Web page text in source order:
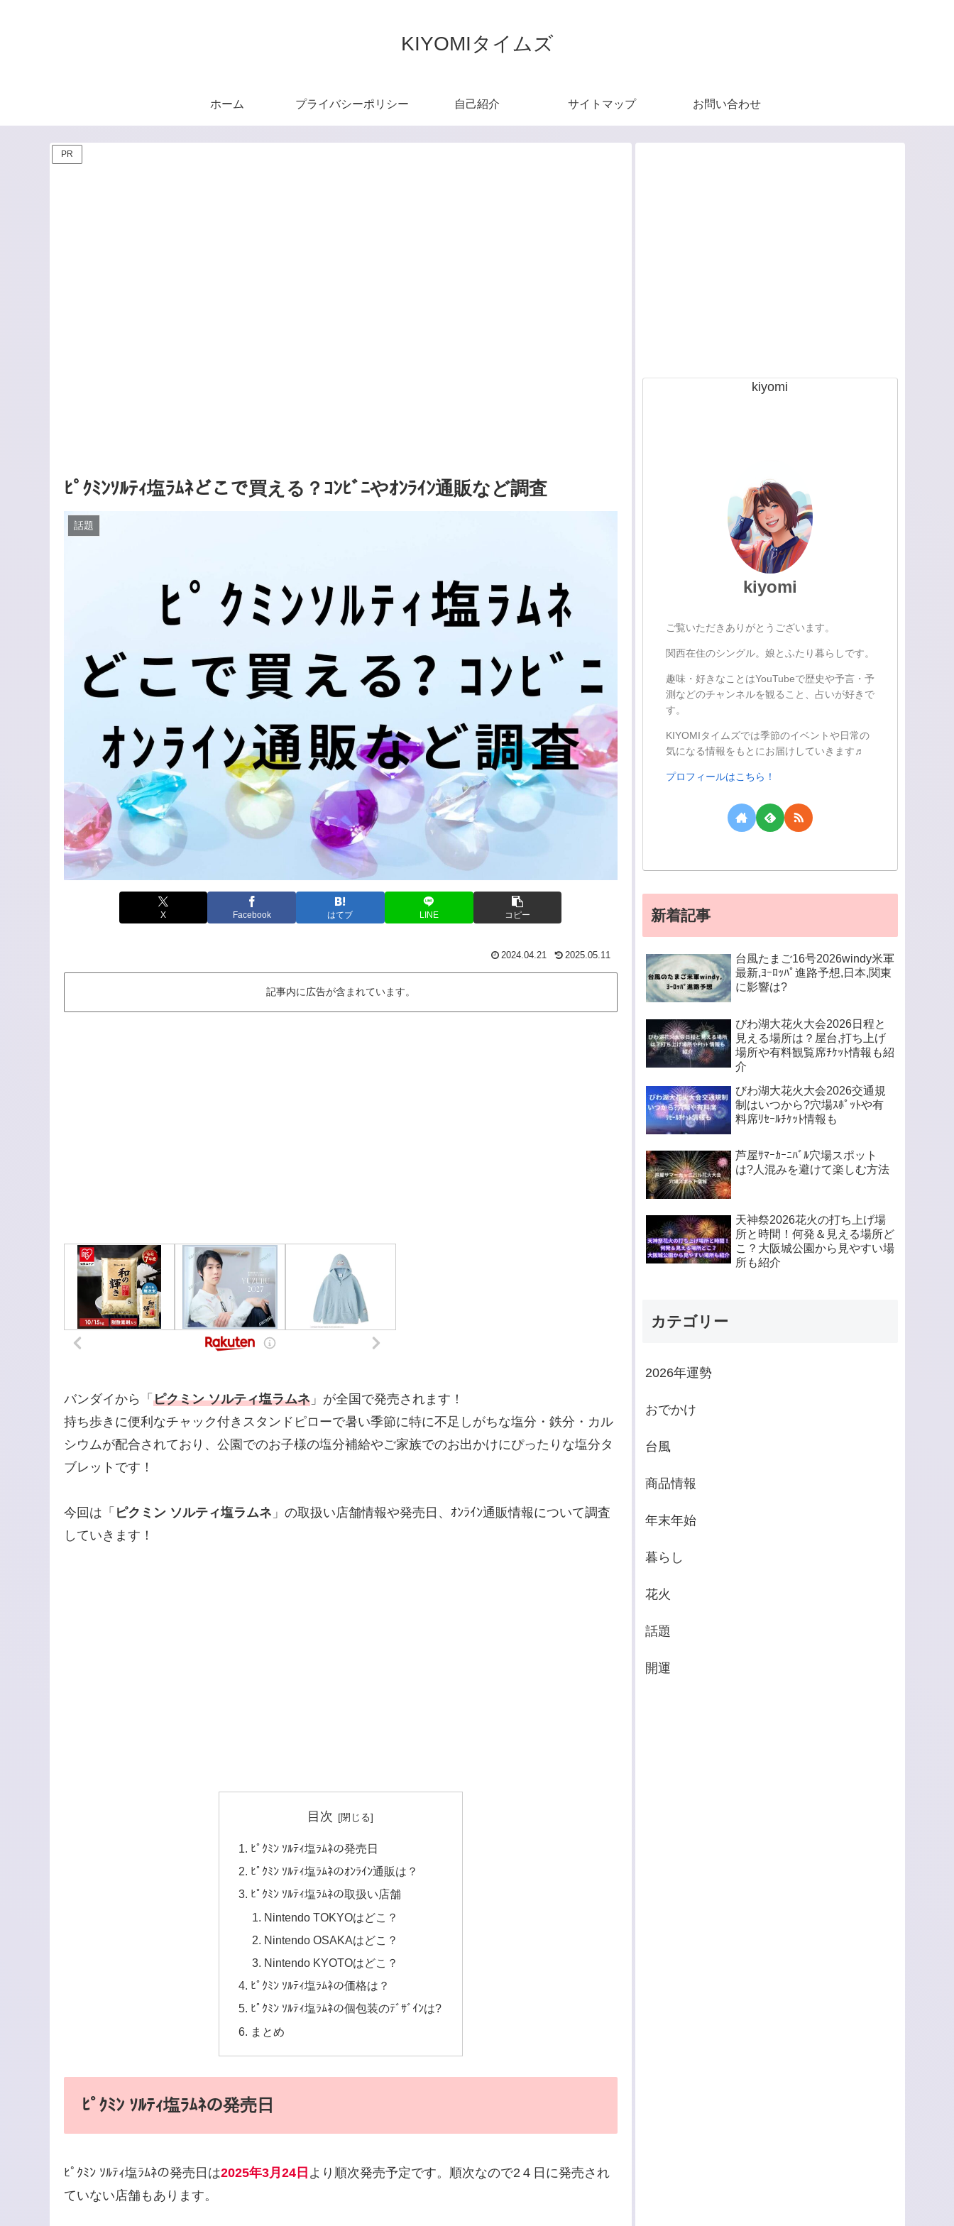
KIYOMIタイムズ
ホーム プライバシーポリシー 自己紹介 サイトマップ お問い合わせ
PR
ﾋﾟｸﾐﾝｿﾙﾃｨ塩ﾗﾑﾈどこで買える？ｺﾝﾋﾞﾆやｵﾝﾗｲﾝ通販など調査
話題
X Facebook はてブ LINE コピー
2024.04.21 2025.05.11
記事内に広告が含まれています。
バンダイから「 ピクミン ソルティ塩ラムネ」が全国で発売されます！
持ち歩きに便利なチャック付きスタンドピローで暑い季節に特に不足しがちな塩分・鉄分・カル
シウムが配合されており、公園でのお子様の塩分補給やご家族でのお出かけにぴったりな塩分タ
ブレットです！
今回は「 ピクミン ソルティ塩ラムネ 」の取扱い店舗情報や発売日、ｵﾝﾗｲﾝ通販情報について調査
していきます！
目次
ﾋﾟｸﾐﾝ ｿﾙﾃｨ塩ﾗﾑﾈの発売日
ﾋﾟｸﾐﾝ ｿﾙﾃｨ塩ﾗﾑﾈのｵﾝﾗｲﾝ通販は？
ﾋﾟｸﾐﾝ ｿﾙﾃｨ塩ﾗﾑﾈの取扱い店舗
Nintendo TOKYOはどこ？
Nintendo OSAKAはどこ？
Nintendo KYOTOはどこ？
ﾋﾟｸﾐﾝ ｿﾙﾃｨ塩ﾗﾑﾈの価格は？
ﾋﾟｸﾐﾝ ｿﾙﾃｨ塩ﾗﾑﾈの個包装のﾃﾞｻﾞｲﾝは?
まとめ
ﾋﾟｸﾐﾝ ｿﾙﾃｨ塩ﾗﾑﾈの発売日
ﾋﾟｸﾐﾝ ｿﾙﾃｨ塩ﾗﾑﾈの発売日は2025年3月24日 より順次発売予定です。順次なので2４日に発売され
ていない店舗もあります。
kiyomi
kiyomi
ご覧いただきありがとうございます。
関西在住のシングル。娘とふたり暮らしです。
趣味・好きなことはYouTubeで歴史や予言・予
測などのチャンネルを観ること、占いが好きで
す。
KIYOMIタイムズでは季節のイベントや日常の
気になる情報をもとにお届けしていきます♬
プロフィールはこちら！
新着記事
台風たまご16号2026windy米軍
最新,ﾖｰﾛｯﾊﾟ進路予想,日本,関東
に影響は?
びわ湖大花火大会2026日程と
見える場所は？屋台,打ち上げ
場所や有料観覧席ﾁｹｯﾄ情報も紹
介
びわ湖大花火大会2026交通規
制はいつから?穴場ｽﾎﾟｯﾄや有
料席ﾘｾｰﾙﾁｹｯﾄ情報も
芦屋ｻﾏｰｶｰﾆﾊﾞﾙ穴場スポット
は?人混みを避けて楽しむ方法
天神祭2026花火の打ち上げ場
所と時間！何発＆見える場所ど
こ？大阪城公園から見やすい場
所も紹介
カテゴリー
2026年運勢
おでかけ
台風
商品情報
年末年始
暮らし
花火
話題
開運